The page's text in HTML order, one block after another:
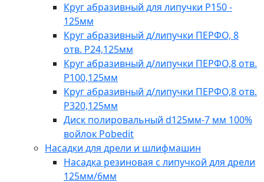
Круг абразивный для липучки Р150 -
125мм
Круг абразивный д/липучки ПЕРФО, 8
отв. Р24,125мм
Круг абразивный д/липучки ПЕРФО,8 отв.
Р100,125мм
Круг абразивный д/липучки ПЕРФО,8 отв.
Р320,125мм
Диск полировальный d125мм-7 мм 100%
войлок Pobedit
Насадки для дрели и шлифмашин
Насадка резиновая с липучкой для дрели
125мм/6мм